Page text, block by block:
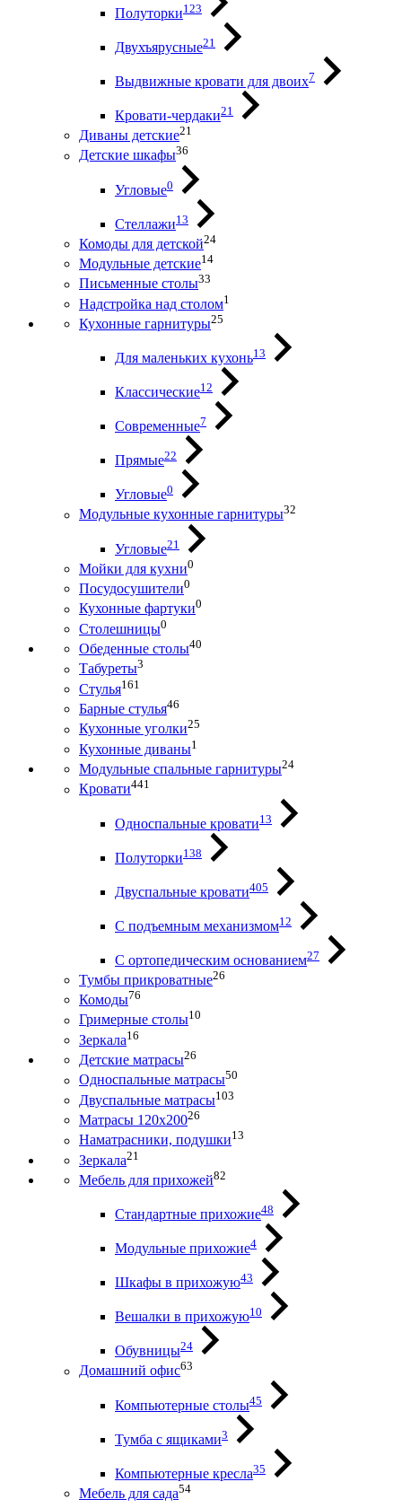
Полуторки123
Двухъярусные21
Выдвижные кровати для двоих7
Кровати-чердаки21
Диваны детские21
Детские шкафы36
Угловые0
Стеллажи13
Комоды для детской24
Модульные детские14
Письменные столы33
Надстройка над столом1
Кухонные гарнитуры25
Для маленьких кухонь13
Классические12
Современные7
Прямые22
Угловые0
Модульные кухонные гарнитуры32
Угловые21
Мойки для кухни0
Посудосушители0
Кухонные фартуки0
Столешницы0
Обеденные столы40
Табуреты3
Стулья161
Барные стулья46
Кухонные уголки25
Кухонные диваны1
Модульные спальные гарнитуры24
Кровати441
Односпальные кровати13
Полуторки138
Двуспальные кровати405
С подъемным механизмом12
С ортопедическим основанием27
Тумбы прикроватные26
Комоды76
Гримерные столы10
Зеркала16
Детские матрасы26
Односпальные матрасы50
Двуспальные матрасы103
Матрасы 120х20026
Наматрасники, подушки13
Зеркала21
Мебель для прихожей82
Стандартные прихожие48
Модульные прихожие4
Шкафы в прихожую43
Вешалки в прихожую10
Обувницы24
Домашний офис63
Компьютерные столы45
Тумба с ящиками3
Компьютерные кресла35
Мебель для сада54